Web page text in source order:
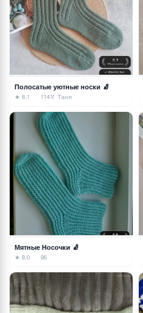
Полосатые уютные носки 🧦
★ 8.1 114🏅 Таня
Мятные Носочки 🧦
★ 8.0 96